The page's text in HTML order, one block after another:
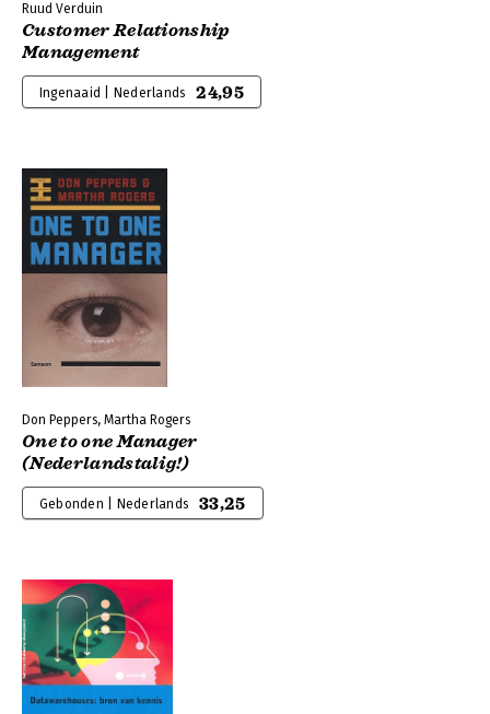
Ruud Verduin
Customer Relationship
Management
Ingenaaid | Nederlands 24,95
Don Peppers, Martha Rogers
One to one Manager
(Nederlandstalig!)
Gebonden | Nederlands 33,25